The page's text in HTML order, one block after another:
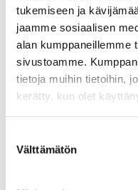
tukemiseen ja
jaamme sosiaalisen
alan kumppaneillemme
sivustoamme.
tietoja muihin tietoihin,
kerätty, kun olet
valinta
Välttämätön